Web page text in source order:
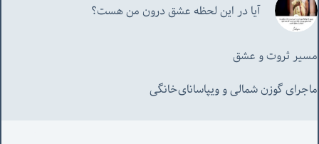
آیا در این لحظه عشق درون من هست؟
مسیر ثروت و عشق
ماجرای گوزن شمالی و‌ ویپاسانای‌خانگی